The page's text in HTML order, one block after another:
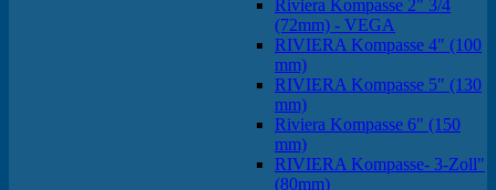
Riviera Kompasse 2" 3/4
(72mm) - VEGA
RIVIERA Kompasse 4" (100
mm)
RIVIERA Kompasse 5" (130
mm)
Riviera Kompasse 6" (150
mm)
RIVIERA Kompasse- 3-Zoll"
(80mm)